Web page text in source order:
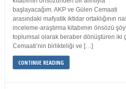
başlayacağım. AKP ve Gülen Cemaati
arasındaki mafyatik iktidar ortaklığının
inceleme-araştırma kitabımın önsözü
toplumsal olarak beraber dönüştüren iki
Cemaati’nin birlikteliği ve […]
CONTINUE READING